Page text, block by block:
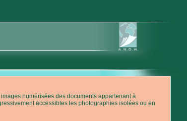
numérisées des documents appartenant à
accessibles les photographies isolées ou en